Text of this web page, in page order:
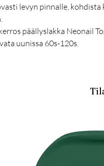
levyn pinnalle, kohdista
päällyslakka Neonail
uunissa 60s-120s.